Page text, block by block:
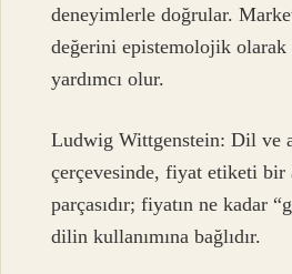
deneyimlerle doğrular.
değerini epistemolojik olarak
yardımcı olur.
Ludwig Wittgenstein: Dil ve
çerçevesinde, fiyat etiketi bir
parçasıdır; fiyatın ne kadar
dilin kullanımına bağlıdır.